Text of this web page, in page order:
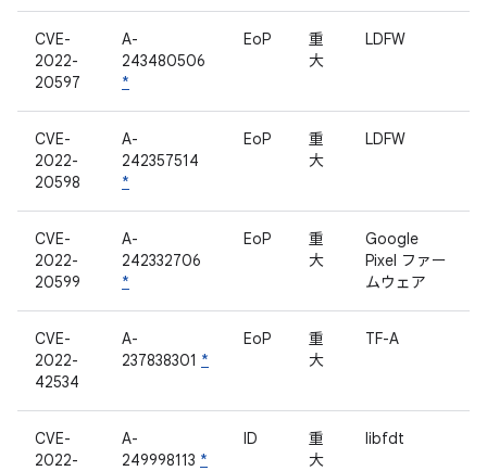
CVE-
2022-
20597
A-
243480506
*
EoP
重
大
LDFW
CVE-
2022-
20598
A-
242357514
*
EoP
重
大
LDFW
CVE-
2022-
20599
A-
242332706
*
EoP
重
大
Google
Pixel ファー
ムウェア
CVE-
2022-
42534
A-
237838301 *
EoP
重
大
TF-A
CVE-
2022-
A-
249998113 *
ID
重
大
libfdt